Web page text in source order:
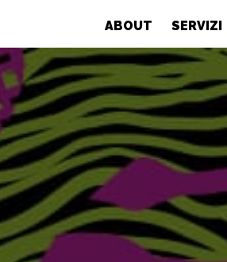
ABOUT SERVIZI